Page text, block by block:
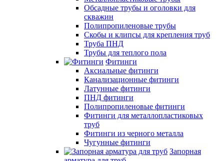
Обсадные трубы и оголовки для
скважин
Полипропиленовые трубы
Скобы и клипсы для крепления труб
Труба ПНД
Трубы для теплого пола
Фитинги
Аксиальные фитинги
Канализационные фитинги
Латунные фитинги
ПНД фитинги
Полипропиленовые фитинги
Фитинги для металлопластиковых
труб
Фитинги из черного металла
Чугунные фитинги
Запорная